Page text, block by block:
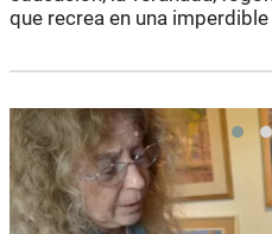
que recrea en una